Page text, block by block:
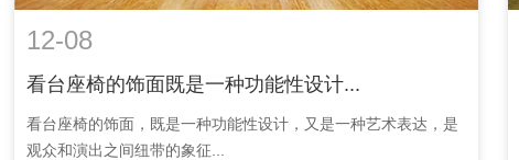
12-08
看台座椅的饰面既是一种功能性设计...
看台座椅的饰面，既是一种功能性设计，又是一种艺术表达，是
观众和演出之间纽带的象征...